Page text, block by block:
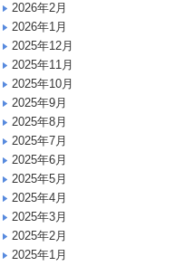
2026年2月
2026年1月
2025年12月
2025年11月
2025年10月
2025年9月
2025年8月
2025年7月
2025年6月
2025年5月
2025年4月
2025年3月
2025年2月
2025年1月